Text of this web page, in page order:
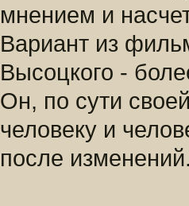
мнением и
Вариант из
Высоцкого -
Он, по сути
человеку и
после